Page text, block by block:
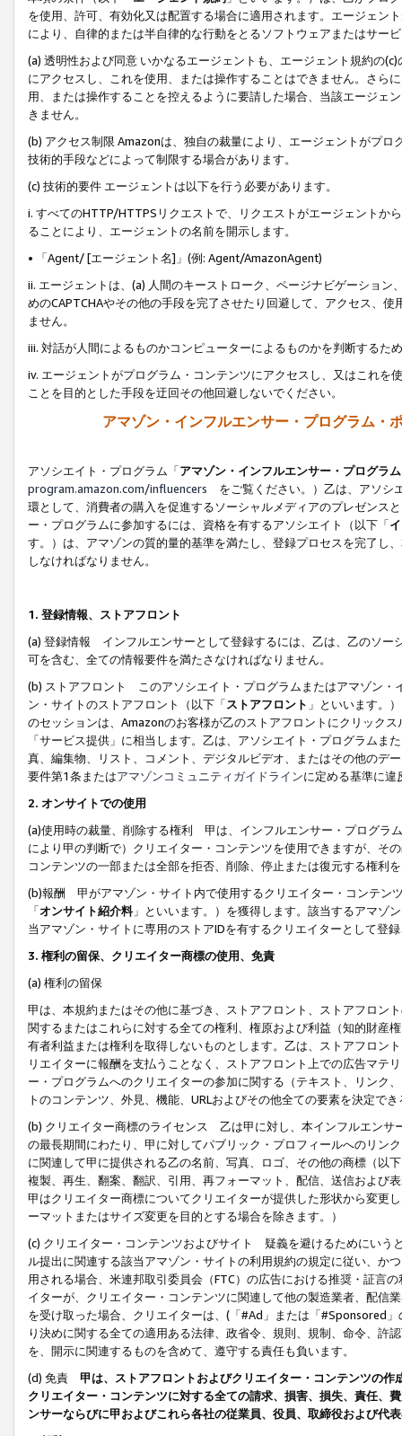
を使用、許可、有効化又は配置する場合に適用されます。エージェン
により、自律的または半自律的な行動をとるソフトウェアまたはサー
(a) 透明性および同意 いかなるエージェントも、エージェント規約の
にアクセスし、これを使用、または操作することはできません。さら
用、または操作することを控えるように要請した場合、当該エージェ
きません。
(b) アクセス制限 Amazonは、独自の裁量により、エージェントがプ
技術的手段などによって制限する場合があります。
(c) 技術的要件 エージェントは以下を行う必要があります。
i. すべてのHTTP/HTTPSリクエストで、リクエストがエージェントか
ることにより、エージェントの名前を開示します。
• 「Agent/ [エージェント名]」(例: Agent/AmazonAgent)
ii. エージェントは、(a) 人間のキーストローク、ページナビゲーショ
めのCAPTCHAやその他の手段を完了させたり回避して、アクセス、
ません。
iii. 対話が人間によるものかコンピューターによるものかを判断するた
iv. エージェントがプログラム・コンテンツにアクセスし、又はこれ
ことを目的とした手段を迂回その他回避しないでください。
アマゾン・インフルエンサー・プログラム・
アソシエイト・プログラム「アマゾン・インフルエンサー・プログラム
program.amazon.com/influencers をご覧ください。）乙は、アソシ
環として、消費者の購入を促進するソーシャルメディアのプレゼンス
ー・プログラムに参加するには、資格を有するアソシエイト（以下「
す。）は、アマゾンの質的量的基準を満たし、登録プロセスを完了し、
しなければなりません。
1. 登録情報、ストアフロント
(a) 登録情報 インフルエンサーとして登録するには、乙は、乙のソー
可を含む、全ての情報要件を満たさなければなりません。
(b) ストアフロント このアソシエイト・プログラムまたはアマゾン・
ン・サイトのストアフロント（以下「ストアフロント 」といいます。
のセッションは、Amazonのお客様が乙のストアフロントにクリック
「サービス提供」に相当します。乙は、アソシエイト・プログラム
真、編集物、リスト、コメント、デジタルビデオ、またはその他のデ
要件第1条またはアマゾンコミュニティガイドラインに定める基準に違
2. オンサイトでの使用
(a)使用時の裁量、削除する権利 甲は、インフルエンサー・プログラ
により甲の判断で）クリエイター・コンテンツを使用できますが、そ
コンテンツの一部または全部を拒否、削除、停止または復元する権利
(b)報酬 甲がアマゾン・サイト内で使用するクリエイター・コンテン
「オンサイト紹介料」といいます。）を獲得します。該当するアマゾ
当アマゾン・サイトに専用のストアIDを有するクリエイターとして登
3. 権利の留保、クリエイター商標の使用、免責
(a) 権利の留保
甲は、本規約またはその他に基づき、ストアフロント、ストアフロン
関するまたはこれらに対する全ての権利、権原および利益（知的財産
有者利益または権利を取得しないものとします。乙は、ストアフロン
リエイターに報酬を支払うことなく、ストアフロント上での広告マテ
ー・プログラムへのクリエイターの参加に関する（テキスト、リンク
トのコンテンツ、外見、機能、URLおよびその他全ての要素を決定で
(b) クリエイター商標のライセンス 乙は甲に対し、本インフルエンサ
の最長期間にわたり、甲に対してパブリック・プロフィールへのリン
に関連して甲に提供される乙の名前、写真、ロゴ、その他の商標（以
複製、再生、翻案、翻訳、引用、再フォーマット、配信、送信および
甲はクリエイター商標についてクリエイターが提供した形状から変更
ーマットまたはサイズ変更を目的とする場合を除きます。）
(c) クリエイター・コンテンツおよびサイト 疑義を避けるためにいう
ル提出に関連する該当アマゾン・サイトの利用規約の規定に従い、か
用される場合、米連邦取引委員会（FTC）の広告における推奨・証言
イターが、クリエイター・コンテンツに関連して他の製造業者、配信
を受け取った場合、クリエイターは、(「#Ad」または「#Sponsored
り決めに関する全ての適用ある法律、政省令、規則、規制、命令、許
を、開示に関連するものを含めて、遵守する責任も負います。
(d) 免責 甲は、ストアフロントおよびクリエイター・コンテンツの
クリエイター・コンテンツに対する全ての請求、損害、損失、責任、
ンサーならびに甲およびこれら各社の従業員、役員、取締役および代